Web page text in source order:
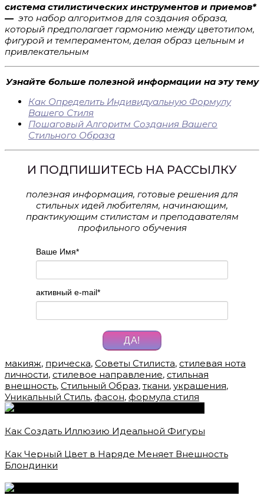
система стилистических инструментов и приемов*
— это набор алгоритмов для создания образа,
который предполагает гармонию между цветотипом,
фигурой и темпераментом, делая образ цельным и
привлекательным
Узнайте больше полезной информации на эту тему
Как Определить Индивидуальную Формулу
Вашего Стиля
Пошаговый Алгоритм Создания Вашего
Стильного Образа
И ПОДПИШИТЕСЬ НА РАССЫЛКУ
полезная информация, готовые решения для
стильных идей любителям, начинающим,
практикующим стилистам и преподавателям
профильного обучения
Ваше Имя*
активный e-mail*
ДА!
макияж, прическа, Советы Стилиста, стилевая нота
личности, стилевое направление, стильная
внешность, Стильный Образ,ткани, украшения,
Уникальный Стиль, фасон, формула стиля
Как Создать Иллюзию Идеальной Фигуры
Как Черный Цвет в Наряде Меняет Внешность
Блондинки